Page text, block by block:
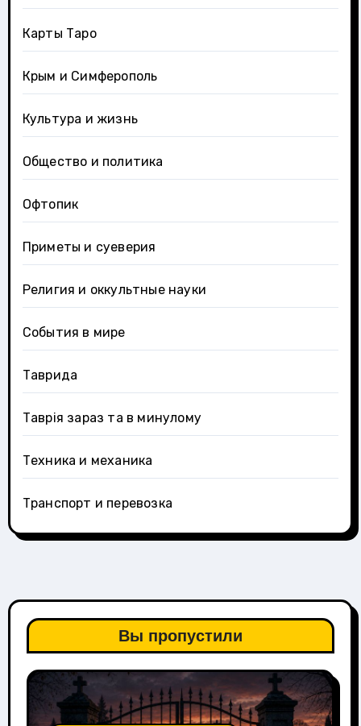
Карты Таро
Крым и Симферополь
Культура и жизнь
Общество и политика
Офтопик
Приметы и суеверия
Религия и оккультные науки
События в мире
Таврида
Таврія зараз та в минулому
Техника и механика
Транспорт и перевозка
Вы пропустили